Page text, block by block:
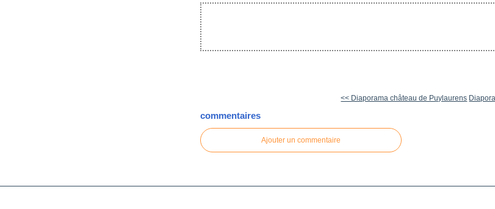
<< Diaporama château de Puylaurens
commentaires
Ajouter un commentaire